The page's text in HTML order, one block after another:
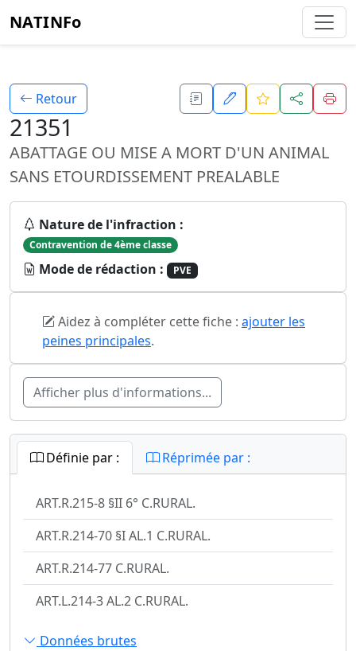
NATINFo
Retour
21351
ABATTAGE OU MISE A MORT D'UN ANIMAL
SANS ETOURDISSEMENT PREALABLE
Nature de l'infraction :
Contravention de 4ème classe
Mode de rédaction : PVE
Aidez à compléter cette fiche : ajouter les
peines principales.
Afficher plus d'informations...
Définie par : Réprimée par :
ART.R.215-8 §II 6° C.RURAL.
ART.R.214-70 §I AL.1 C.RURAL.
ART.R.214-77 C.RURAL.
ART.L.214-3 AL.2 C.RURAL.
Données brutes